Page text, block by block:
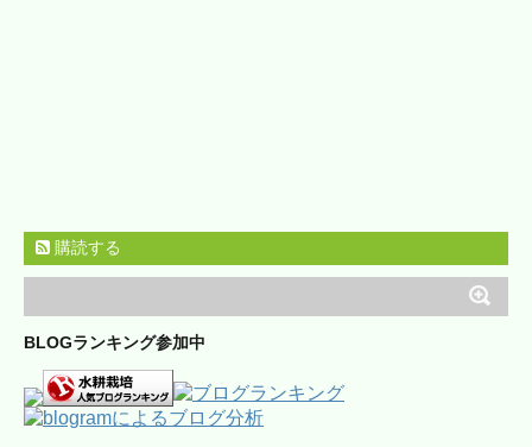
購読する
BLOGランキング参加中